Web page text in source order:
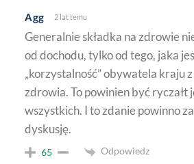
Agg 2 lat temu
Generalnie składka na zdrowie
od dochodu, tylko od tego, jaka
„korzystalność” obywatela kraju
zdrowia. To powinien być ryczałt
wszystkich. I to zdanie powinno
dyskusję.
65 Odpowiedz